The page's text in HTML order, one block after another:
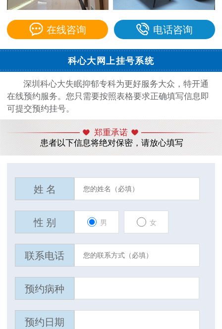
在线咨询 电话咨询
科心大网上挂号系统
深圳科心大失眠抑郁专科为更好服务大众，特开通
在线预约服务。您只需要按照表格要求正确填写信息即
可提交预约挂号。
郑重承诺
患者以下信息将绝对保密，请放心填写
姓 名
性 别 男 女
联系电话
预约病种
预约日期